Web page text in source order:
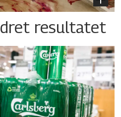
resultatet